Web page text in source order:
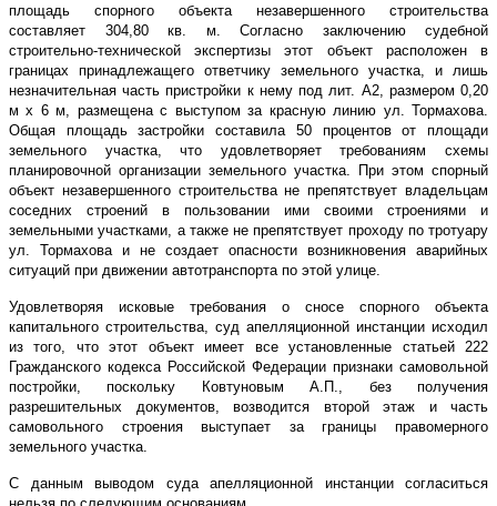
площадь спорного объекта незавершенного строительства
составляет 304,80 кв. м. Согласно заключению судебной
строительно-технической экспертизы этот объект расположен в
границах принадлежащего ответчику земельного участка, и лишь
незначительная часть пристройки к нему под лит. А2, размером 0,20
м x 6 м, размещена с выступом за красную линию ул. Тормахова.
Общая площадь застройки составила 50 процентов от площади
земельного участка, что удовлетворяет требованиям схемы
планировочной организации земельного участка. При этом спорный
объект незавершенного строительства не препятствует владельцам
соседних строений в пользовании ими своими строениями и
земельными участками, а также не препятствует проходу по тротуару
ул. Тормахова и не создает опасности возникновения аварийных
ситуаций при движении автотранспорта по этой улице.
Удовлетворяя исковые требования о сносе спорного объекта
капитального строительства, суд апелляционной инстанции исходил
из того, что этот объект имеет все установленные статьей 222
Гражданского кодекса Российской Федерации признаки самовольной
постройки, поскольку Ковтуновым А.П., без получения
разрешительных документов, возводится второй этаж и часть
самовольного строения выступает за границы правомерного
земельного участка.
С данным выводом суда апелляционной инстанции согласиться